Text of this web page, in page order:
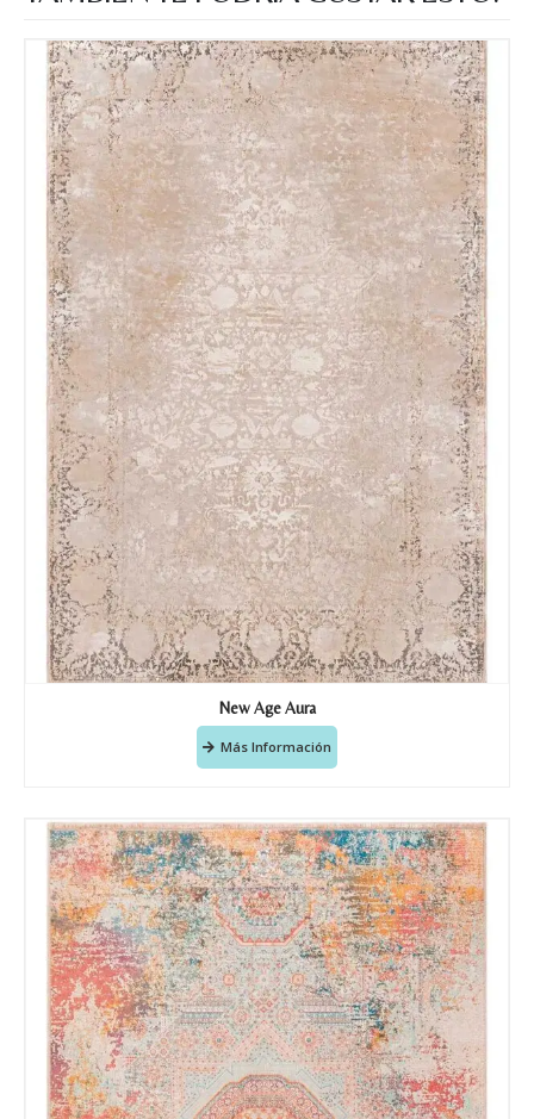
New Age Aura
Más Información
Nombre y apellido*
Teléfono
Correo electronico*
Tu mensaje.
Nombre y Referencia del producto*
Acuerdo RGPD*
Doy mi consentimiento para que
esta web almacene la
información que envío para que
puedan responder a mi petición.
Recibir mi oferta